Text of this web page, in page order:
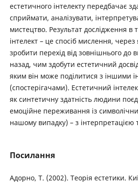
естетичного інтелекту передбачає
сприймати, аналізувати,
мистецтво. Результат дослідження
інтелект – це спосіб мислення,
зробити перехід від зовнішнього до
назад, чим здобути естетичний
яким він може поділитися з іншими
(спостерігачами). Естетичний
як синтетичну здатність людини
емоційне переживання із
нашому випадку) – з інтерпретацією
Посилання
Адорно, Т. (2002). Теорія естетики.